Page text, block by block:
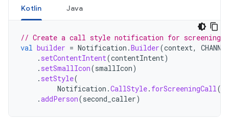
Kotlin Java
// Create a call style notification for screening
val builder = Notification .Builder(context,
. setContentIntent(contentIntent)
. setSmallIcon(smallIcon)
. setStyle(
Notification .CallStyle. forScreeningCall (
.addPerson(second_caller)